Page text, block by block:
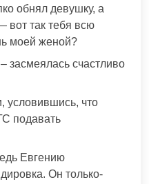
обнял девушку, а
вот так тебя всю
моей женой?
засмеялась счастливо
условившись, что
подавать
Евгению
Он только-